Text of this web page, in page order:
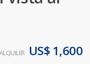
ALQUILER US$ 1,600